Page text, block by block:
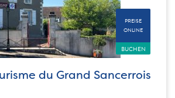
PREISE
ONLINE
BUCHEN
du Grand Sancerrois